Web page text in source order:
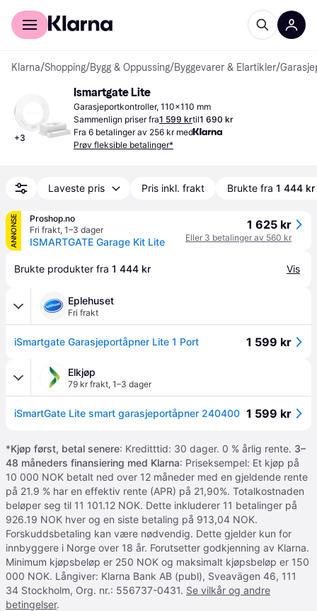
For kunder
Klarna/Shopping/Bygg & Oppussing/Byggevarer & Elartikler/
+3
Ismartgate Lite
Garasjeportkontroller, 110x110 mm
Sammenlign priser fra1 599 krtil1 690 kr
Fra 6 betalinger av 256 kr med
Prøv fleksible betalinger*
Laveste pris Pris inkl. frakt Brukte fra 1 444 kr
ANNONSE
Proshop.no
Fri frakt, 1–3 dager
ISMARTGATE Garage Kit Lite
1 625 kr
Eller 3 betalinger av 560 kr
Brukte produkter fra 1 444 kr Vis
Eplehuset
Fri frakt
iSmartgate Garasjeportåpner Lite 1 Port 1 599 kr
Elkjøp
79 kr frakt, 1–3 dager
iSmartGate Lite smart garasjeportåpner 240400 1 599 kr
*Kjøp først, betal senere: Kreditttid: 30 dager. 0 % årlig rente. 3–
48 måneders finansiering med Klarna: Priseksempel: Et kjøp på
10 000 NOK betalt ned over 12 måneder med en gjeldende rente
på 21.9 % har en effektiv rente (APR) på 21,90%. Totalkostnaden
beløper seg til 11 101.12 NOK. Dette inkluderer 11 betalinger på
926.19 NOK hver og en siste betaling på 913,04 NOK.
Forskuddsbetaling kan være nødvendig. Dette gjelder kun for
innbyggere i Norge over 18 år. Forutsetter godkjenning av Klarna.
Minimum kjøpsbeløp er 250 NOK og maksimalt kjøpsbeløp er 150
000 NOK. Långiver: Klarna Bank AB (publ), Sveavägen 46, 111
34 Stockholm, Org. nr.: 556737-0431. Se vilkår og andre
betingelser.